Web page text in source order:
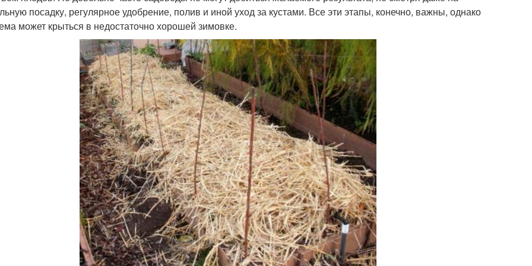
посадку, регулярное удобрение, полив и иной уход за кустами. Все эти этапы, конечно, важны, однако
может крыться в недостаточно хорошей зимовке.